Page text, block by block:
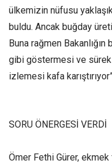
ülkemizin nüfusu
buldu. Ancak buğday
Buna rağmen
gibi göstermesi ve
izlemesi kafa
SORU ÖNERGESİ VERDİ
Ömer Fethi Gürer, ekmek